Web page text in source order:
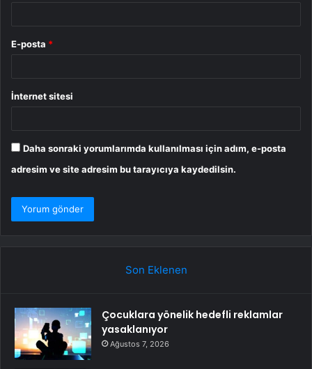
E-posta *
İnternet sitesi
Daha sonraki yorumlarımda kullanılması için adım, e-posta
adresim ve site adresim bu tarayıcıya kaydedilsin.
Son Eklenen
Çocuklara yönelik hedefli reklamlar
yasaklanıyor
Ağustos 7, 2026